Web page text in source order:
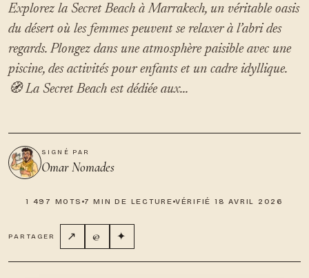
Explorez la Secret Beach à Marrakech, un véritable oasis
du désert où les femmes peuvent se relaxer à l’abri des
regards. Plongez dans une atmosphère paisible avec une
piscine, des activités pour enfants et un cadre idyllique.
🧭 La Secret Beach est dédiée aux...
SIGNÉ PAR
Omar Nomades
1 497 MOTS 7 MIN DE LECTURE VÉRIFIÉ 18 AVRIL 2026
PARTAGER ↗ @ ✦